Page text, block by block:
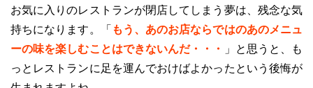
お気に入りのレストランが閉店してしまう夢は、残念な気
持ちになります。「 もう、あのお店ならではのあのメニュ
ーの味を楽しむことはできないんだ・・・
」と思うと、も
っとレストランに足を運んでおけばよかったという後悔が